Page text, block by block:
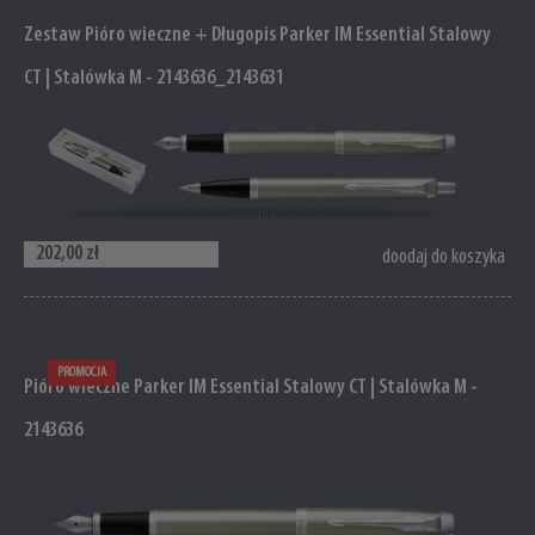
Zestaw Pióro wieczne + Długopis Parker IM Essential Stalowy
CT | Stalówka M - 2143636_2143631
202,00 zł doodaj do koszyka
Pióro wieczne Parker IM Essential Stalowy CT | Stalówka M -
2143636
PROMOCJA